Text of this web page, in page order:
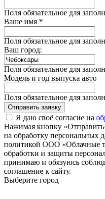
Поля обязательное для
Ваше имя *
Поля обязательное для
Ваш город:
Поля обязательное для
Модель и год выпуска авто
Поля обязательное для
Отправить заявку
Я даю своё согласие на
Нажимая кнопку
на обработку персональных
политикой ООО «Облачные
обработки и защиты
принимаю и обязуюсь
соглашение к сайту.
Выберите город